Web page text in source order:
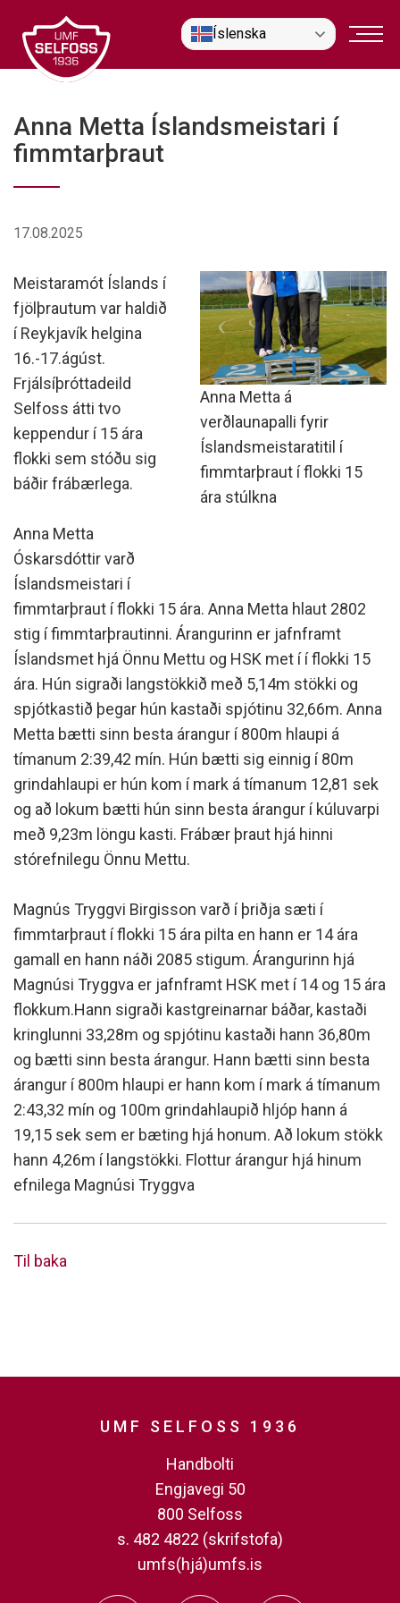
efni
Íslenska
Anna Metta Íslandsmeistari í
fimmtarþraut
17.08.2025
Anna Metta á
verðlaunapalli fyrir
Íslandsmeistaratitil í
fimmtarþraut í flokki 15
ára stúlkna
Meistaramót Íslands í
fjölþrautum var haldið
í Reykjavík helgina
16.-17.ágúst.
Frjálsíþróttadeild
Selfoss átti tvo
keppendur í 15 ára
flokki sem stóðu sig
báðir frábærlega.
Anna Metta
Óskarsdóttir varð
Íslandsmeistari í
fimmtarþraut í flokki 15 ára. Anna Metta hlaut 2802
stig í fimmtarþrautinni. Árangurinn er jafnframt
Íslandsmet hjá Önnu Mettu og HSK met í í flokki 15
ára. Hún sigraði langstökkið með 5,14m stökki og
spjótkastið þegar hún kastaði spjótinu 32,66m. Anna
Metta bætti sinn besta árangur í 800m hlaupi á
tímanum 2:39,42 mín. Hún bætti sig einnig í 80m
grindahlaupi er hún kom í mark á tímanum 12,81 sek
og að lokum bætti hún sinn besta árangur í kúluvarpi
með 9,23m löngu kasti. Frábær þraut hjá hinni
stórefnilegu Önnu Mettu.
Magnús Tryggvi Birgisson varð í þriðja sæti í
fimmtarþraut í flokki 15 ára pilta en hann er 14 ára
gamall en hann náði 2085 stigum. Árangurinn hjá
Magnúsi Tryggva er jafnframt HSK met í 14 og 15 ára
flokkum.Hann sigraði kastgreinarnar báðar, kastaði
kringlunni 33,28m og spjótinu kastaði hann 36,80m
og bætti sinn besta árangur. Hann bætti sinn besta
árangur í 800m hlaupi er hann kom í mark á tímanum
2:43,32 mín og 100m grindahlaupið hljóp hann á
19,15 sek sem er bæting hjá honum. Að lokum stökk
hann 4,26m í langstökki. Flottur árangur hjá hinum
efnilega Magnúsi Tryggva
Til baka
UMF SELFOSS 1936
Handbolti
Engjavegi 50
800 Selfoss
s. 482 4822 (skrifstofa)
umfs(hjá)umfs.is